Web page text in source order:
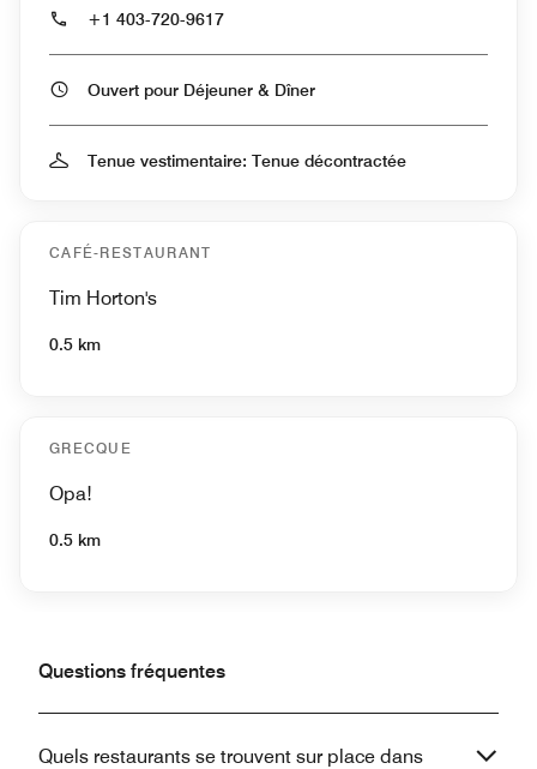
+1 403-720-9617
Ouvert pour Déjeuner & Dîner
Tenue vestimentaire: Tenue décontractée
CAFÉ-RESTAURANT
Tim Horton's
0.5 km
GRECQUE
Opa!
0.5 km
Questions fréquentes
Quels restaurants se trouvent sur place dans